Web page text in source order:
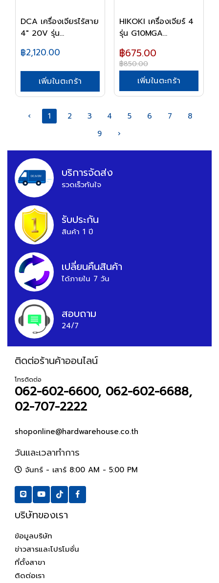
DCA เครื่องเจียรไร้สาย
4" 20V รุ่น...
฿2,120.00
เพิ่มในตะกร้า
HIKOKI เครื่องเจียร์ 4
รุ่น G10MGA...
฿675.00
฿850.00
เพิ่มในตะกร้า
‹ 1 2 3 4 5 6 7
8
9
›
บริการจัดส่ง
รวดเร็วทันใจ
รับประกัน
สินค้า 1 ปี
เปลี่ยนคืนสินค้า
ได้ภายใน 7 วัน
สอบถาม
24/7
ติดต่อร้านค้าออนไลน์
โทรติดต่อ
062-602-6600, 062-602-6688,
02-707-2222
shoponline@hardwarehouse.co.th
วันและเวลาทำการ
จันทร์ - เสาร์ 8:00 AM - 5:00 PM
บริษัทของเรา
ข้อมูลบริษัท
ข่าวสารและโปรโมชั่น
ที่ตั้งสาขา
ติดต่อเรา